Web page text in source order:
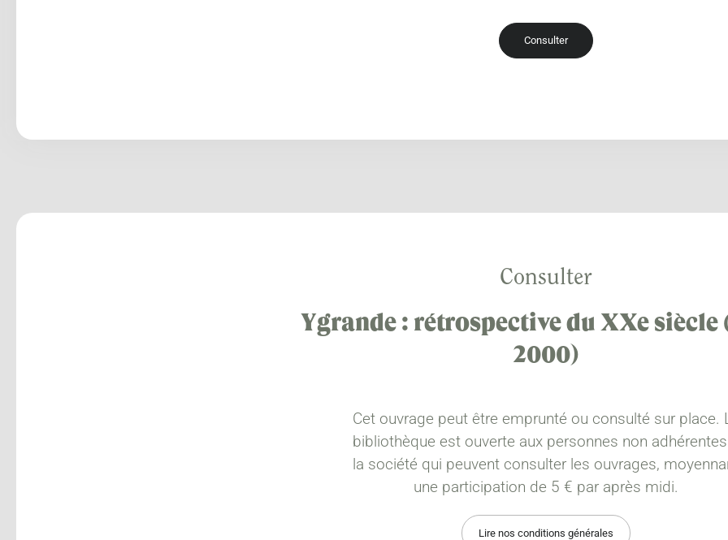
Consulter
Consulter
Ygrande : rétrospective du XXe siècle
2000)
Cet ouvrage peut être emprunté ou consulté sur place.
bibliothèque est ouverte aux personnes non
la société qui peuvent consulter les ouvrages,
une participation de 5 € par après midi.
Lire nos conditions générales